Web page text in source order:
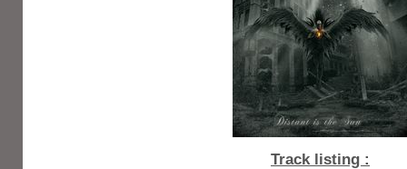
Track listing :